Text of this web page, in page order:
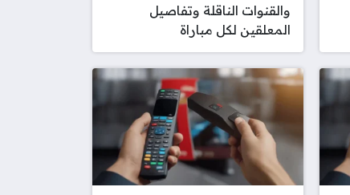
والقنوات الناقلة وتفاصيل
المعلقين لكل مباراة